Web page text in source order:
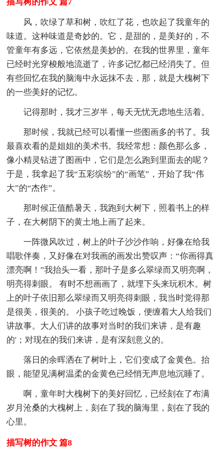
风，吹绿了草和树，吹红了花，也吹起了我童年的
味道。这种味道是奇妙的。它，是甜的，是美好的，不
管童年有多远，它依然是美妙的。在我的世界里，童年
已经时光穿梭般地流逝了，许多记忆都已经消失了。但
有些回忆在我的脑海中永远抹不去，那，就是大槐树下
的一些美好的记忆。
记得那时，我才三岁半，每天无忧无虑地生活着。
那时候，我就已经可以看懂一些图画多的书了。我
最喜欢看的是姐姐的美术书。我经常想：颜色那么多，
像小精灵钻进了图画中，它们是怎么跑到里面去的呢？
于是，我拿起了我“五彩缤纷”的“画笔”，开始了我“伟
大”的“杰作”。
那时候正值酷暑天，我跑到大树下，照着书上的样
子，在大树阴下的黄土地上画了起来。
一阵微风吹过，树上的叶子沙沙作响，好像在给我
唱歌伴奏，又好像在对我画的画发出赞叹声：“你画得真
漂亮啊！”我抬头一看，那叶子是多么翠绿而又明亮啊，
明亮得刺眼。 有时不想画画了，就埋下头来玩积木。树
上的叶子依旧那么翠绿而又明亮得刺眼，我当时觉得那
是很美，很美的。 小孩子吃过晚饭，便缠着大人给我们
讲故事。大人们讲的故事对当时的我们来讲，是有趣
的'；对现在的我们来讲，是有深刻意义的。
落日的余晖洒在了树叶上，它们变成了金黄色。抬
眼，能望见满树温柔的金黄色已经悄无声息地沉睡了。
啊，童年时大槐树下的美好回忆，已经刻在了布满
岁月沧桑的大槐树上，刻在了我的脑海里，刻在了我的
心里。
描写树的作文 篇8